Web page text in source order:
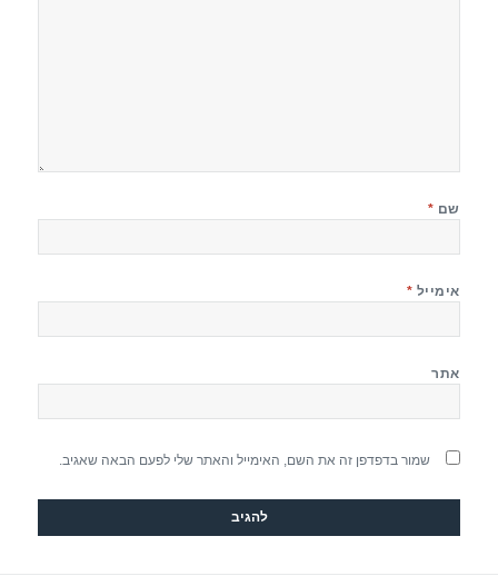
שם *
אימייל *
אתר
שמור בדפדפן זה את השם, האימייל והאתר שלי לפעם הבאה שאגיב.